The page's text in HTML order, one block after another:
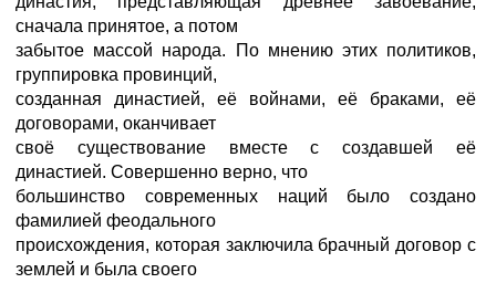
сначала принятое, а потом
забытое массой народа. По мнению этих политиков,
группировка провинций,
созданная династией, её войнами, её браками, её
договорами, оканчивает
своё существование вместе с создавшей её
династией. Совершенно верно, что
большинство современных наций было создано
фамилией феодального
происхождения, которая заключила брачный договор с
землей и была своего